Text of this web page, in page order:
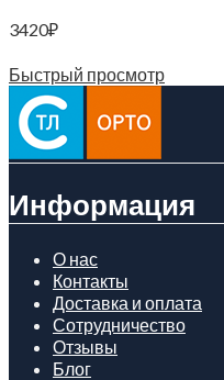
3420₽
Быстрый просмотр
Информация
О нас
Контакты
Доставка и оплата
Сотрудничество
Отзывы
Блог